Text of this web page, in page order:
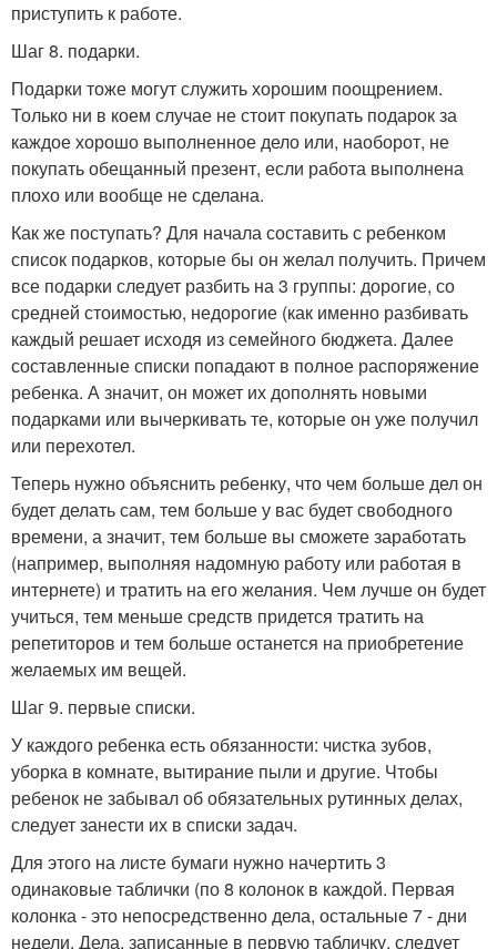
приступить к работе.
Шаг 8. подарки.
Подарки тоже могут служить хорошим поощрением.
Только ни в коем случае не стоит покупать подарок за
каждое хорошо выполненное дело или, наоборот, не
покупать обещанный презент, если работа выполнена
плохо или вообще не сделана.
Как же поступать? Для начала составить с ребенком
список подарков, которые бы он желал получить. Причем
все подарки следует разбить на 3 группы: дорогие, со
средней стоимостью, недорогие (как именно разбивать
каждый решает исходя из семейного бюджета. Далее
составленные списки попадают в полное распоряжение
ребенка. А значит, он может их дополнять новыми
подарками или вычеркивать те, которые он уже получил
или перехотел.
Теперь нужно объяснить ребенку, что чем больше дел он
будет делать сам, тем больше у вас будет свободного
времени, а значит, тем больше вы сможете заработать
(например, выполняя надомную работу или работая в
интернете) и тратить на его желания. Чем лучше он будет
учиться, тем меньше средств придется тратить на
репетиторов и тем больше останется на приобретение
желаемых им вещей.
Шаг 9. первые списки.
У каждого ребенка есть обязанности: чистка зубов,
уборка в комнате, вытирание пыли и другие. Чтобы
ребенок не забывал об обязательных рутинных делах,
следует занести их в списки задач.
Для этого на листе бумаги нужно начертить 3
одинаковые таблички (по 8 колонок в каждой. Первая
колонка - это непосредственно дела, остальные 7 - дни
недели. Дела, записанные в первую табличку, следует